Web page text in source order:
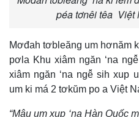
péa tơnêi têa Việt
Mơđah tơbleăng um hơnăm
pơla Khu xiâm ngăn ‘na
xiâm ngăn ‘na ngê̆ sih xup
um ki má 2 tơkŭm po a Việt
“Mâu um xup ‘na Hàn Quốc